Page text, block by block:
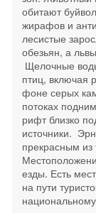
обитают
жирафов и
лесистые
обезьян, а
Щелочные
птиц, включая
фоне серых
потоках
рифт близко
источники.
прекрасным из
езды. Есть
на пути